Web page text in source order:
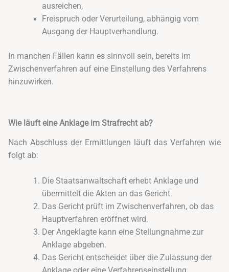
ausreichen,
Freispruch oder Verurteilung, abhängig vom
Ausgang der Hauptverhandlung.
In manchen Fällen kann es sinnvoll sein, bereits im
Zwischenverfahren auf eine Einstellung des Verfahrens
hinzuwirken.
Wie läuft eine Anklage im Strafrecht ab?
Nach Abschluss der Ermittlungen läuft das Verfahren wie
folgt ab:
Die Staatsanwaltschaft erhebt Anklage und
übermittelt die Akten an das Gericht.
Das Gericht prüft im Zwischenverfahren, ob das
Hauptverfahren eröffnet wird.
Der Angeklagte kann eine Stellungnahme zur
Anklage abgeben.
Das Gericht entscheidet über die Zulassung der